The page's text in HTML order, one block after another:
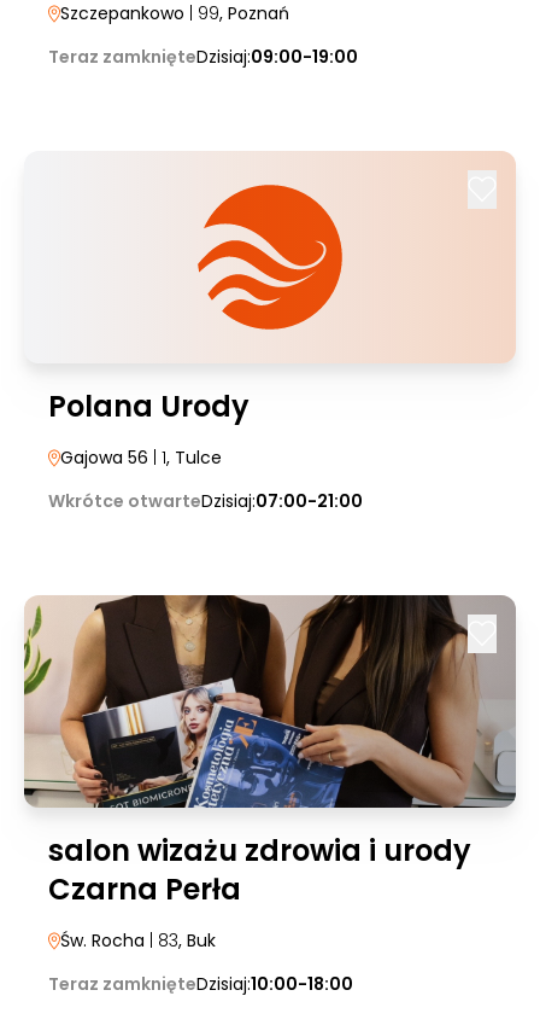
Szczepankowo | 99, Poznań
Teraz zamknięteDzisiaj:09:00-19:00
Polana Urody
Gajowa 56 | 1, Tulce
Wkrótce otwarteDzisiaj:07:00-21:00
salon wizażu zdrowia i urody
Czarna Perła
Św. Rocha | 83, Buk
Teraz zamknięteDzisiaj:10:00-18:00